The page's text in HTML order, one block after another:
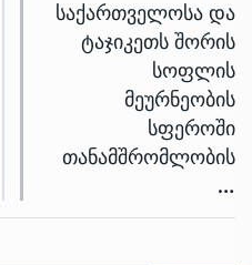
საქართველოსა და
ტაჯიკეთს შორის
სოფლის
მეურნეობის
სფეროში
თანამშრომლობის
…